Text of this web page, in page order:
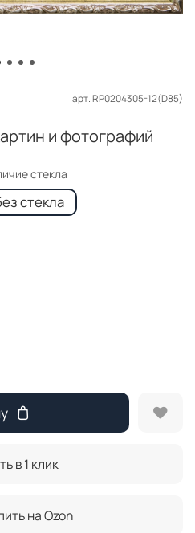
арт.RP0204305-12(D85)
и фотографий
стекла
стекла
в 1 клик
на Ozon